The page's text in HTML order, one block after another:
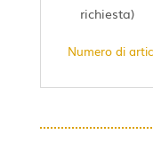
richiesta)
Numero di